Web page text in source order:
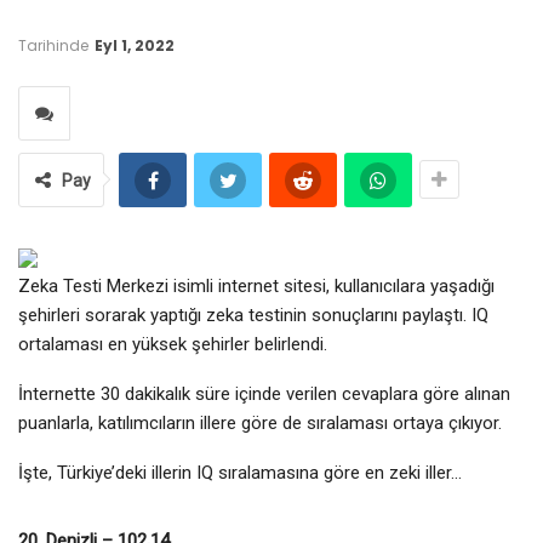
Tarihinde Eyl 1, 2022
Pay
Zeka Testi Merkezi isimli internet sitesi, kullanıcılara yaşadığı
şehirleri sorarak yaptığı zeka testinin sonuçlarını paylaştı. IQ
ortalaması en yüksek şehirler belirlendi.
İnternette 30 dakikalık süre içinde verilen cevaplara göre alınan
puanlarla, katılımcıların illere göre de sıralaması ortaya çıkıyor.
İşte, Türkiye’deki illerin IQ sıralamasına göre en zeki iller…